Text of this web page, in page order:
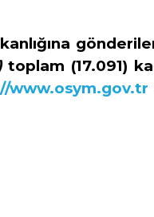
toplam (17.091)
www.osym.gov.tr